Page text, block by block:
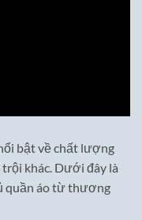
bật về chất lượng
khác. Dưới đây là
quần áo từ thương